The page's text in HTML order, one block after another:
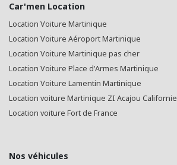
Car'men Location
Location Voiture Martinique
Location Voiture Aéroport Martinique
Location Voiture Martinique pas cher
Location Voiture Place d'Armes Martinique
Location Voiture Lamentin Martinique
Location voiture Martinique ZI Acajou Californie
Location voiture Fort de France
Nos véhicules